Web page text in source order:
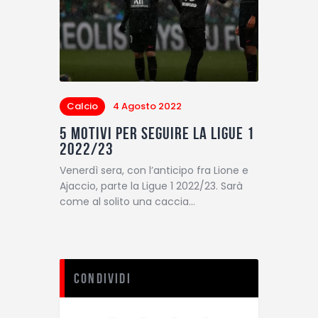
Calcio 4 Agosto 2022
5 motivi per seguire la Ligue 1
2022/23
Venerdì sera, con l’anticipo fra Lione e
Ajaccio, parte la Ligue 1 2022/23. Sarà
come al solito una caccia…
Condividi